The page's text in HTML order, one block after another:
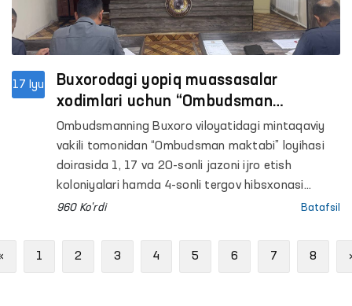
17 Iyu
Buxorodagi yopiq muassasalar
xodimlari uchun “Ombudsman
maktabi” tadbirlari o‘tkazildi
Ombudsmanning Buxoro viloyatidagi mintaqaviy
vakili tomonidan “Ombudsman maktabi” loyihasi
doirasida 1, 17 va 20-sonli jazoni ijro etish
koloniyalari hamda 4-sonli tergov hibsxonasi
maʼmuriyati xodimlari uchun qator tadbirlar
960 Ko'rdi Batafsil
Previous
1 2 3 4 5 6 7 8